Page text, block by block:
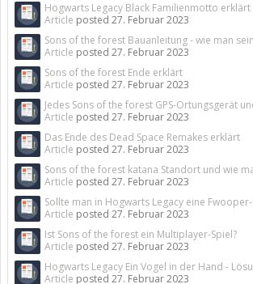
Hogwarts Legacy Black Familienmotto erklärt
Article posted 27. Februar 2023
Sons of the forest Bauanleitung - wie man
Article posted 27. Februar 2023
Sons of the forest Ende erklärt
Article posted 27. Februar 2023
Jedes Sons of the forest GPS-Ortungsgerät
Article posted 27. Februar 2023
Das Ende des Dead Space Remakes erklärt
Article posted 27. Februar 2023
Sons of the forest katana Standort und wie
Article posted 27. Februar 2023
Sollte man in Hogwarts Legacy eine
Article posted 27. Februar 2023
Ist Sons of the forest ein Multiplayer-Spiel?
Article posted 27. Februar 2023
Hogwarts Legacy Ein Vogel in der Hand -
Article posted 27. Februar 2023